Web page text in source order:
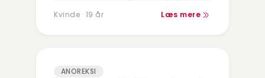
depression og venter på at…
Kvinde · 19 år Læs mere
ANOREKSI